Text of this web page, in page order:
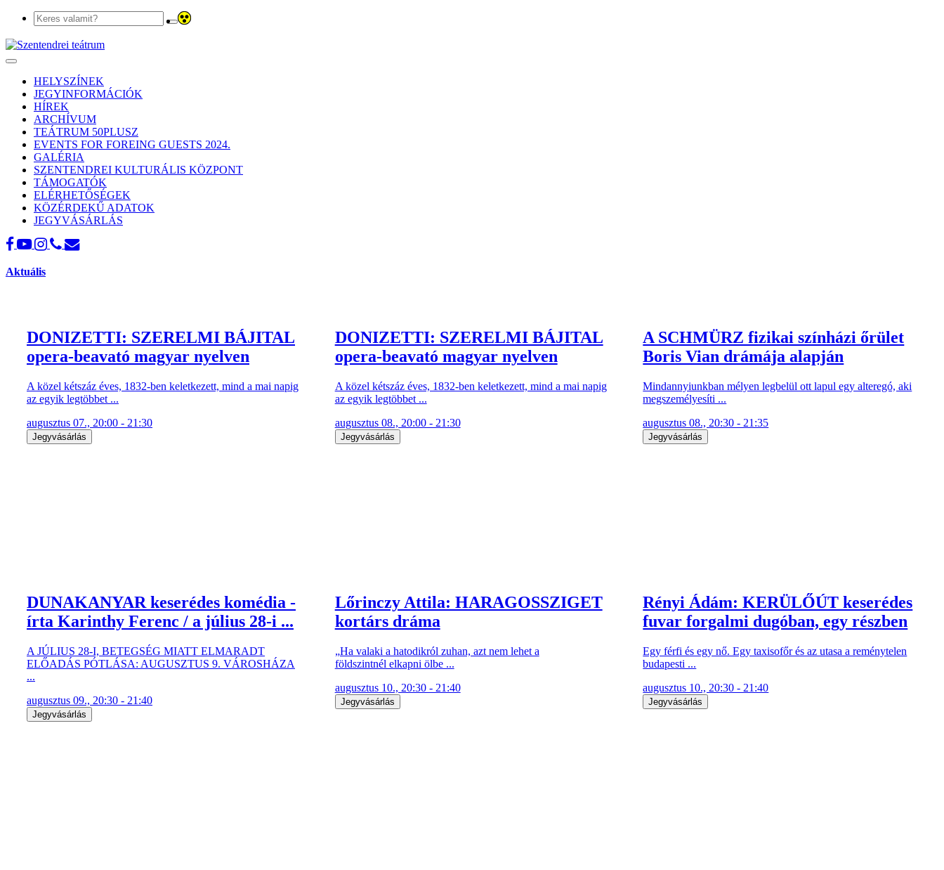
Toggle
navigationHELYSZÍNEK
JEGYINFORMÁCIÓK
HÍREK
ARCHÍVUM
TEÁTRUM 50PLUSZ
EVENTS FOR FOREING GUESTS 2024.
GALÉRIA
SZENTENDREI KULTURÁLIS KÖZPONT
TÁMOGATÓK
ELÉRHETŐSÉGEK
KÖZÉRDEKŰ ADATOK
JEGYVÁSÁRLÁS
Aktuális
DONIZETTI: SZERELMI BÁJITAL
opera-beavató magyar nyelven
A közel kétszáz éves, 1832-ben keletkezett, mind a mai napig
az egyik legtöbbet ...
augusztus 07., 20:00 - 21:30
Jegyvásárlás
DONIZETTI: SZERELMI BÁJITAL
opera-beavató magyar nyelven
A közel kétszáz éves, 1832-ben keletkezett, mind a mai napig
az egyik legtöbbet ...
augusztus 08., 20:00 - 21:30
Jegyvásárlás
A SCHMÜRZ fizikai színházi őrület
Boris Vian drámája alapján
Mindannyiunkban mélyen legbelül ott lapul egy alteregó, aki
megszemélyesíti ...
augusztus 08., 20:30 - 21:35
Jegyvásárlás
DUNAKANYAR keserédes komédia -
írta Karinthy Ferenc / a július 28-i ...
A JÚLIUS 28-I, BETEGSÉG MIATT ELMARADT
ELŐADÁS PÓTLÁSA: AUGUSZTUS 9. VÁROSHÁZA
...
augusztus 09., 20:30 - 21:40
Jegyvásárlás
Lőrinczy Attila: HARAGOSSZIGET
kortárs dráma
„Ha valaki a hatodikról zuhan, azt nem lehet a
földszintnél elkapni ölbe ...
augusztus 10., 20:30 - 21:40
Jegyvásárlás
Rényi Ádám: KERÜLŐÚT keserédes
fuvar forgalmi dugóban, egy részben
Egy férfi és egy nő. Egy taxisofőr és az utasa a reménytelen
budapesti ...
augusztus 10., 20:30 - 21:40
Jegyvásárlás